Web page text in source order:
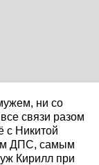
ни со
связи разом
с Никитой
ДПС, самым
Кирилл при